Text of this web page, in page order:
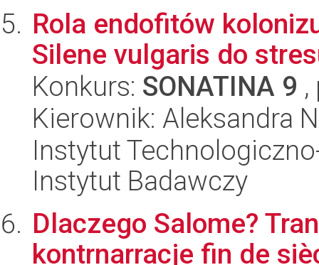
Rola endofitów
Silene vulgaris do
Konkurs: SONATINA 9
Kierownik: Aleksandra
Instytut
Instytut Badawczy
Dlaczego Salome?
kontrnarracje fin de